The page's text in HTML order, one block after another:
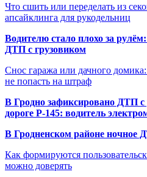
Что сшить или переделать из
апсайклинга для рукодельниц
Водителю стало плохо за
ДТП с грузовиком
Снос гаража или дачного
не попасть на штраф
В Гродно зафиксировано ДТП с
дороге Р-145: водитель
В Гродненском районе
Как формируются
можно доверять